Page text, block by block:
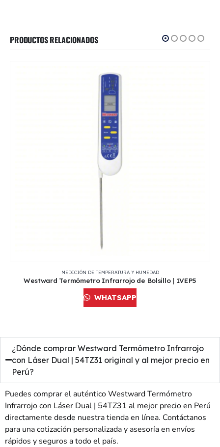
PRODUCTOS RELACIONADOS
MEDICIÓN DE TEMPERATURA Y HUMEDAD
Westward Termómetro Infrarrojo de Bolsillo | 1VEP5
WHATSAPP
¿Dónde comprar Westward Termómetro Infrarrojo
con Láser Dual | 54TZ31 original y al mejor precio en
Perú?
Puedes comprar el auténtico Westward Termómetro
Infrarrojo con Láser Dual | 54TZ31 al mejor precio en Perú
directamente desde nuestra tienda en línea. Contáctanos
para una cotización personalizada y asesoría en envíos
rápidos y seguros a todo el país.